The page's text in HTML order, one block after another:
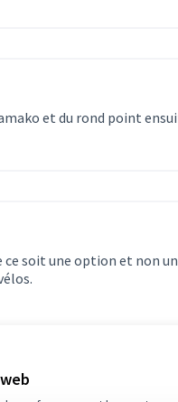
et du rond point
ce soit une option et non
: -PROJ-2021-09-193